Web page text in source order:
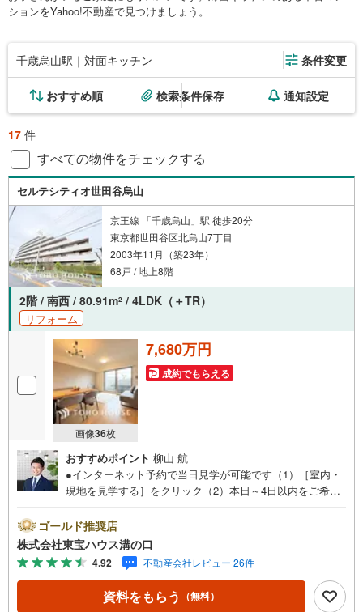
ションをYahoo!不動産で見つけましょう。
千歳烏山駅｜対面キッチン 条件変更
おすすめ順 検索条件保存 通知設定
17 件
すべての物件をチェックする
セルテシティオ世田谷烏山
京王線 「千歳烏山」駅 徒歩20分
東京都世田谷区北烏山7丁目
2003年11月（築23年）
68戸 / 地上8階
2階 / 南西 / 80.91m2 / 4LDK（＋TR）
リフォーム
画像36枚
7,680万円
成約でもらえる
おすすめポイント 柳山 航
●インターネット予約で当日見学が可能です（1）［室内・
現地を見学する］をクリック（2）本日～4日以内をご希望
い！●10:00～21:00はお電話でのお問い合わせがスムーズで
す。【Yahoo！ 不動産キャンペーン対象店舗】当店で物件
を成約するとPayPayポイントがもらえる「Yahoo！不動産
物件ご成約キャンペーン」の対象になります。「資料をも
らう」「見学予約をする」ボタンからお問い合わせくださ
い。※必ずYahoo！ JAPAN IDでログインしてください。※P
ゴールド推奨店
株式会社東宝ハウス溝の口
4.92 不動産会社レビュー 26件
資料をもらう （無料）